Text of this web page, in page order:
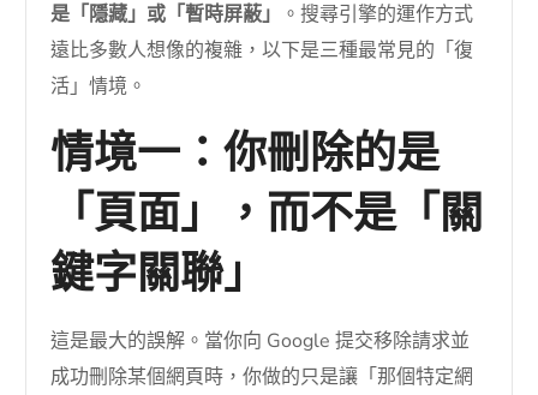
是「隱藏」或「暫時屏蔽」
。搜尋引擎的運作方式
遠比多數人想像的複雜，以下是三種最常見的「復
活」情境。
情境一：你刪除的是
「頁面」，而不是「關
鍵字關聯」
這是最大的誤解。當你向 Google 提交移除請求並
成功刪除某個網頁時，你做的只是讓「那個特定網